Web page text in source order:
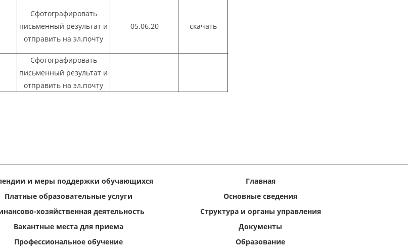
Сфотографировать
письменный результат и
отправить на эл.почту
05.06.20 скачать
Сфотографировать
письменный результат и
отправить на эл.почту
и меры поддержки обучающихся
Платные образовательные услуги
хозяйственная деятельность
Вакантные места для приема
Профессиональное обучение
Главная
Основные сведения
Структура и органы управления
Документы
Образование